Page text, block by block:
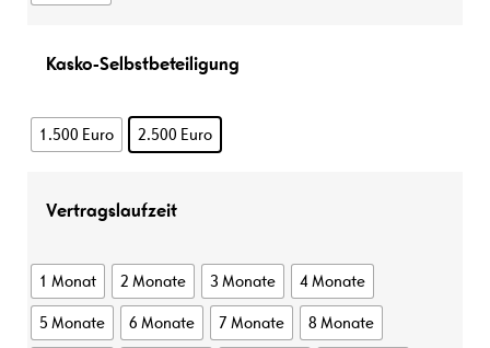
Kasko-Selbstbeteiligung
1.500 Euro 2.500 Euro
Vertragslaufzeit
1 Monat 2 Monate 3 Monate
4 Monate
5 Monate
6 Monate 7 Monate
8 Monate